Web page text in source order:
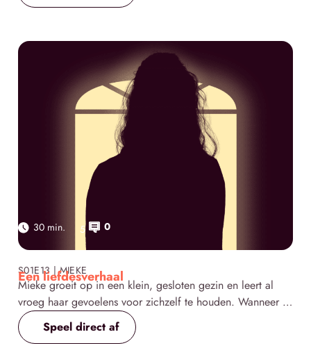
30 min. 5 0
S01E13 | MIEKE
Een liefdesverhaal
Mieke groeit op in een klein, gesloten gezin en leert al
vroeg haar gevoelens voor zichzelf te houden. Wanneer ze
als tiener haar verloren familie na jaren terugziet, gebeurt
er iets wat ze niet heeft zien aankomen: ze wordt verliefd
Speel direct af